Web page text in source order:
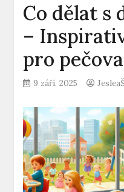
Co dělat s
–
pro
9 září, 2025